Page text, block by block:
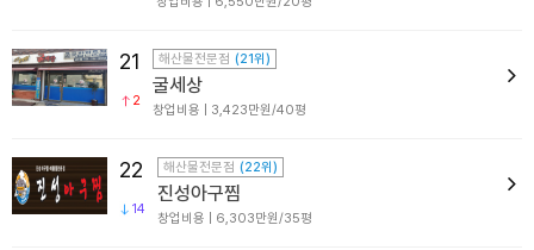
21
2
해산물전문점 (21위)
굴세상
창업비용 | 3,423만원/40평
22
14
해산물전문점 (22위)
진성아구찜
창업비용 | 6,303만원/35평